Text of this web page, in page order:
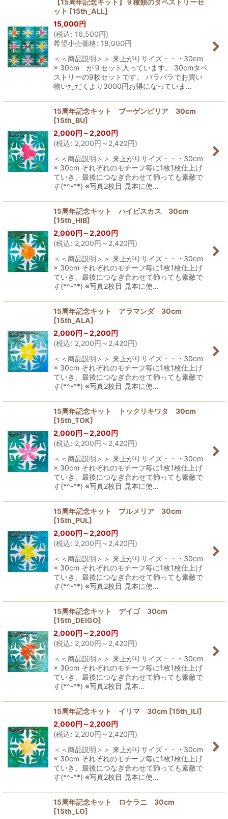
【15周年記念キット】９種類のタペストリーセ
ット [15th_ALL]
15,000円
(税込: 16,500円)
希望小売価格: 18,000円
＜＜商品説明＞＞ 来上がりサイズ・・・30cm
× 30cm が９セット入っています。 30cmタペ
ストリーの9枚セットです。 バラバラでお買い
物いただくより3000円お得になっていま…
15周年記念キット ブーゲンビリア 30cm
[15th_BU]
2,000円 ～2,200円
(税込: 2,200円 ～2,420円)
＜＜商品説明＞＞ 来上がりサイズ・・・30cm
× 30cm それぞれのモチーフ毎に1枚1枚仕上げ
ていき、最後につなぎ合わせて飾っても素敵で
す(*^-^*) ※写真2枚目 見本に使…
15周年記念キット ハイビスカス 30cm
[15th_HIB]
2,000円 ～2,200円
(税込: 2,200円 ～2,420円)
＜＜商品説明＞＞ 来上がりサイズ・・・30cm
× 30cm それぞれのモチーフ毎に1枚1枚仕上げ
ていき、最後につなぎ合わせて飾っても素敵で
す(*^-^*) ※写真2枚目 見本に使…
15周年記念キット アラマンダ 30cm
[15th_ALA]
2,000円 ～2,200円
(税込: 2,200円 ～2,420円)
＜＜商品説明＞＞ 来上がりサイズ・・・30cm
× 30cm それぞれのモチーフ毎に1枚1枚仕上げ
ていき、最後につなぎ合わせて飾っても素敵で
す(*^-^*) ※写真2枚目 見本に使…
15周年記念キット トックリキワタ 30cm
[15th_TOK]
2,000円 ～2,200円
(税込: 2,200円 ～2,420円)
＜＜商品説明＞＞ 来上がりサイズ・・・30cm
× 30cm それぞれのモチーフ毎に1枚1枚仕上げ
ていき、最後につなぎ合わせて飾っても素敵で
す(*^-^*) ※写真2枚目 見本に使…
15周年記念キット プルメリア 30cm
[15th_PUL]
2,000円 ～2,200円
(税込: 2,200円 ～2,420円)
＜＜商品説明＞＞ 来上がりサイズ・・・30cm
× 30cm それぞれのモチーフ毎に1枚1枚仕上げ
ていき、最後につなぎ合わせて飾っても素敵で
す(*^-^*) ※写真2枚目 見本に使…
15周年記念キット デイゴ 30cm
[15th_DEIGO]
2,000円 ～2,200円
(税込: 2,200円 ～2,420円)
＜＜商品説明＞＞ 来上がりサイズ・・・30cm
× 30cm それぞれのモチーフ毎に1枚1枚仕上げ
ていき、最後につなぎ合わせて飾っても素敵で
す(*^-^*) ※写真2枚目 見本…
15周年記念キット イリマ 30cm [15th_ILI]
2,000円 ～2,200円
(税込: 2,200円 ～2,420円)
＜＜商品説明＞＞ 来上がりサイズ・・・30cm
× 30cm それぞれのモチーフ毎に1枚1枚仕上げ
ていき、最後につなぎ合わせて飾っても素敵で
す(*^-^*) ※写真2枚目 見本に使…
15周年記念キット ロケラニ 30cm
[15th_LO]